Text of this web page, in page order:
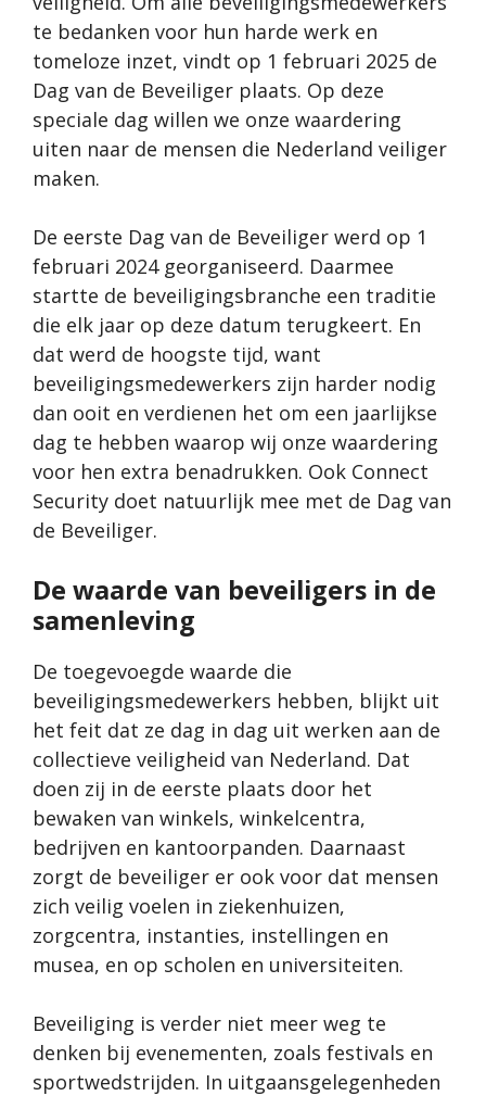
te bedanken voor hun harde werk en
tomeloze inzet, vindt op 1 februari 2025 de
Dag van de Beveiliger plaats. Op deze
speciale dag willen we onze waardering
uiten naar de mensen die Nederland veiliger
maken.
De eerste Dag van de Beveiliger werd op 1
februari 2024 georganiseerd. Daarmee
startte de beveiligingsbranche een traditie
die elk jaar op deze datum terugkeert. En
dat werd de hoogste tijd, want
beveiligingsmedewerkers zijn harder nodig
dan ooit en verdienen het om een jaarlijkse
dag te hebben waarop wij onze waardering
voor hen extra benadrukken. Ook Connect
Security doet natuurlijk mee met de Dag van
de Beveiliger.
De waarde van beveiligers in de
samenleving
De toegevoegde waarde die
beveiligingsmedewerkers hebben, blijkt uit
het feit dat ze dag in dag uit werken aan de
collectieve veiligheid van Nederland. Dat
doen zij in de eerste plaats door het
bewaken van winkels, winkelcentra,
bedrijven en kantoorpanden. Daarnaast
zorgt de beveiliger er ook voor dat mensen
zich veilig voelen in ziekenhuizen,
zorgcentra, instanties, instellingen en
musea, en op scholen en universiteiten.
Beveiliging is verder niet meer weg te
denken bij evenementen, zoals festivals en
sportwedstrijden. In uitgaansgelegenheden